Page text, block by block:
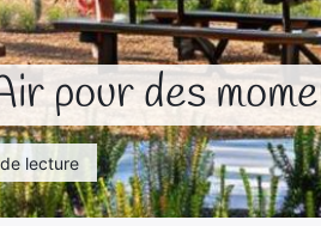
pour des
lecture